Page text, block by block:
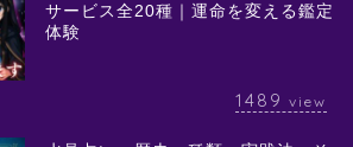
サービス全20種｜運命を変える鑑定
体験
1489 view